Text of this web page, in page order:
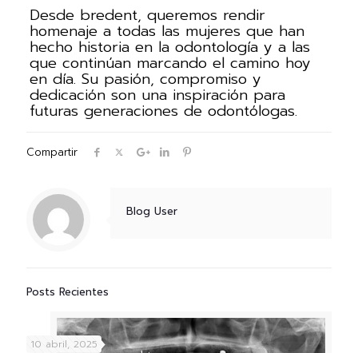
Desde bredent, queremos rendir
homenaje a todas las mujeres que han
hecho historia en la odontología y a las
que continúan marcando el camino hoy
en día. Su pasión, compromiso y
dedicación son una inspiración para
futuras generaciones de odontólogas.
Compartir
Blog User
Posts Recientes
10 abril, 2025